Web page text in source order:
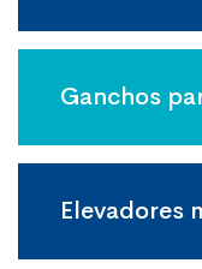
Ganchos
Elevadores